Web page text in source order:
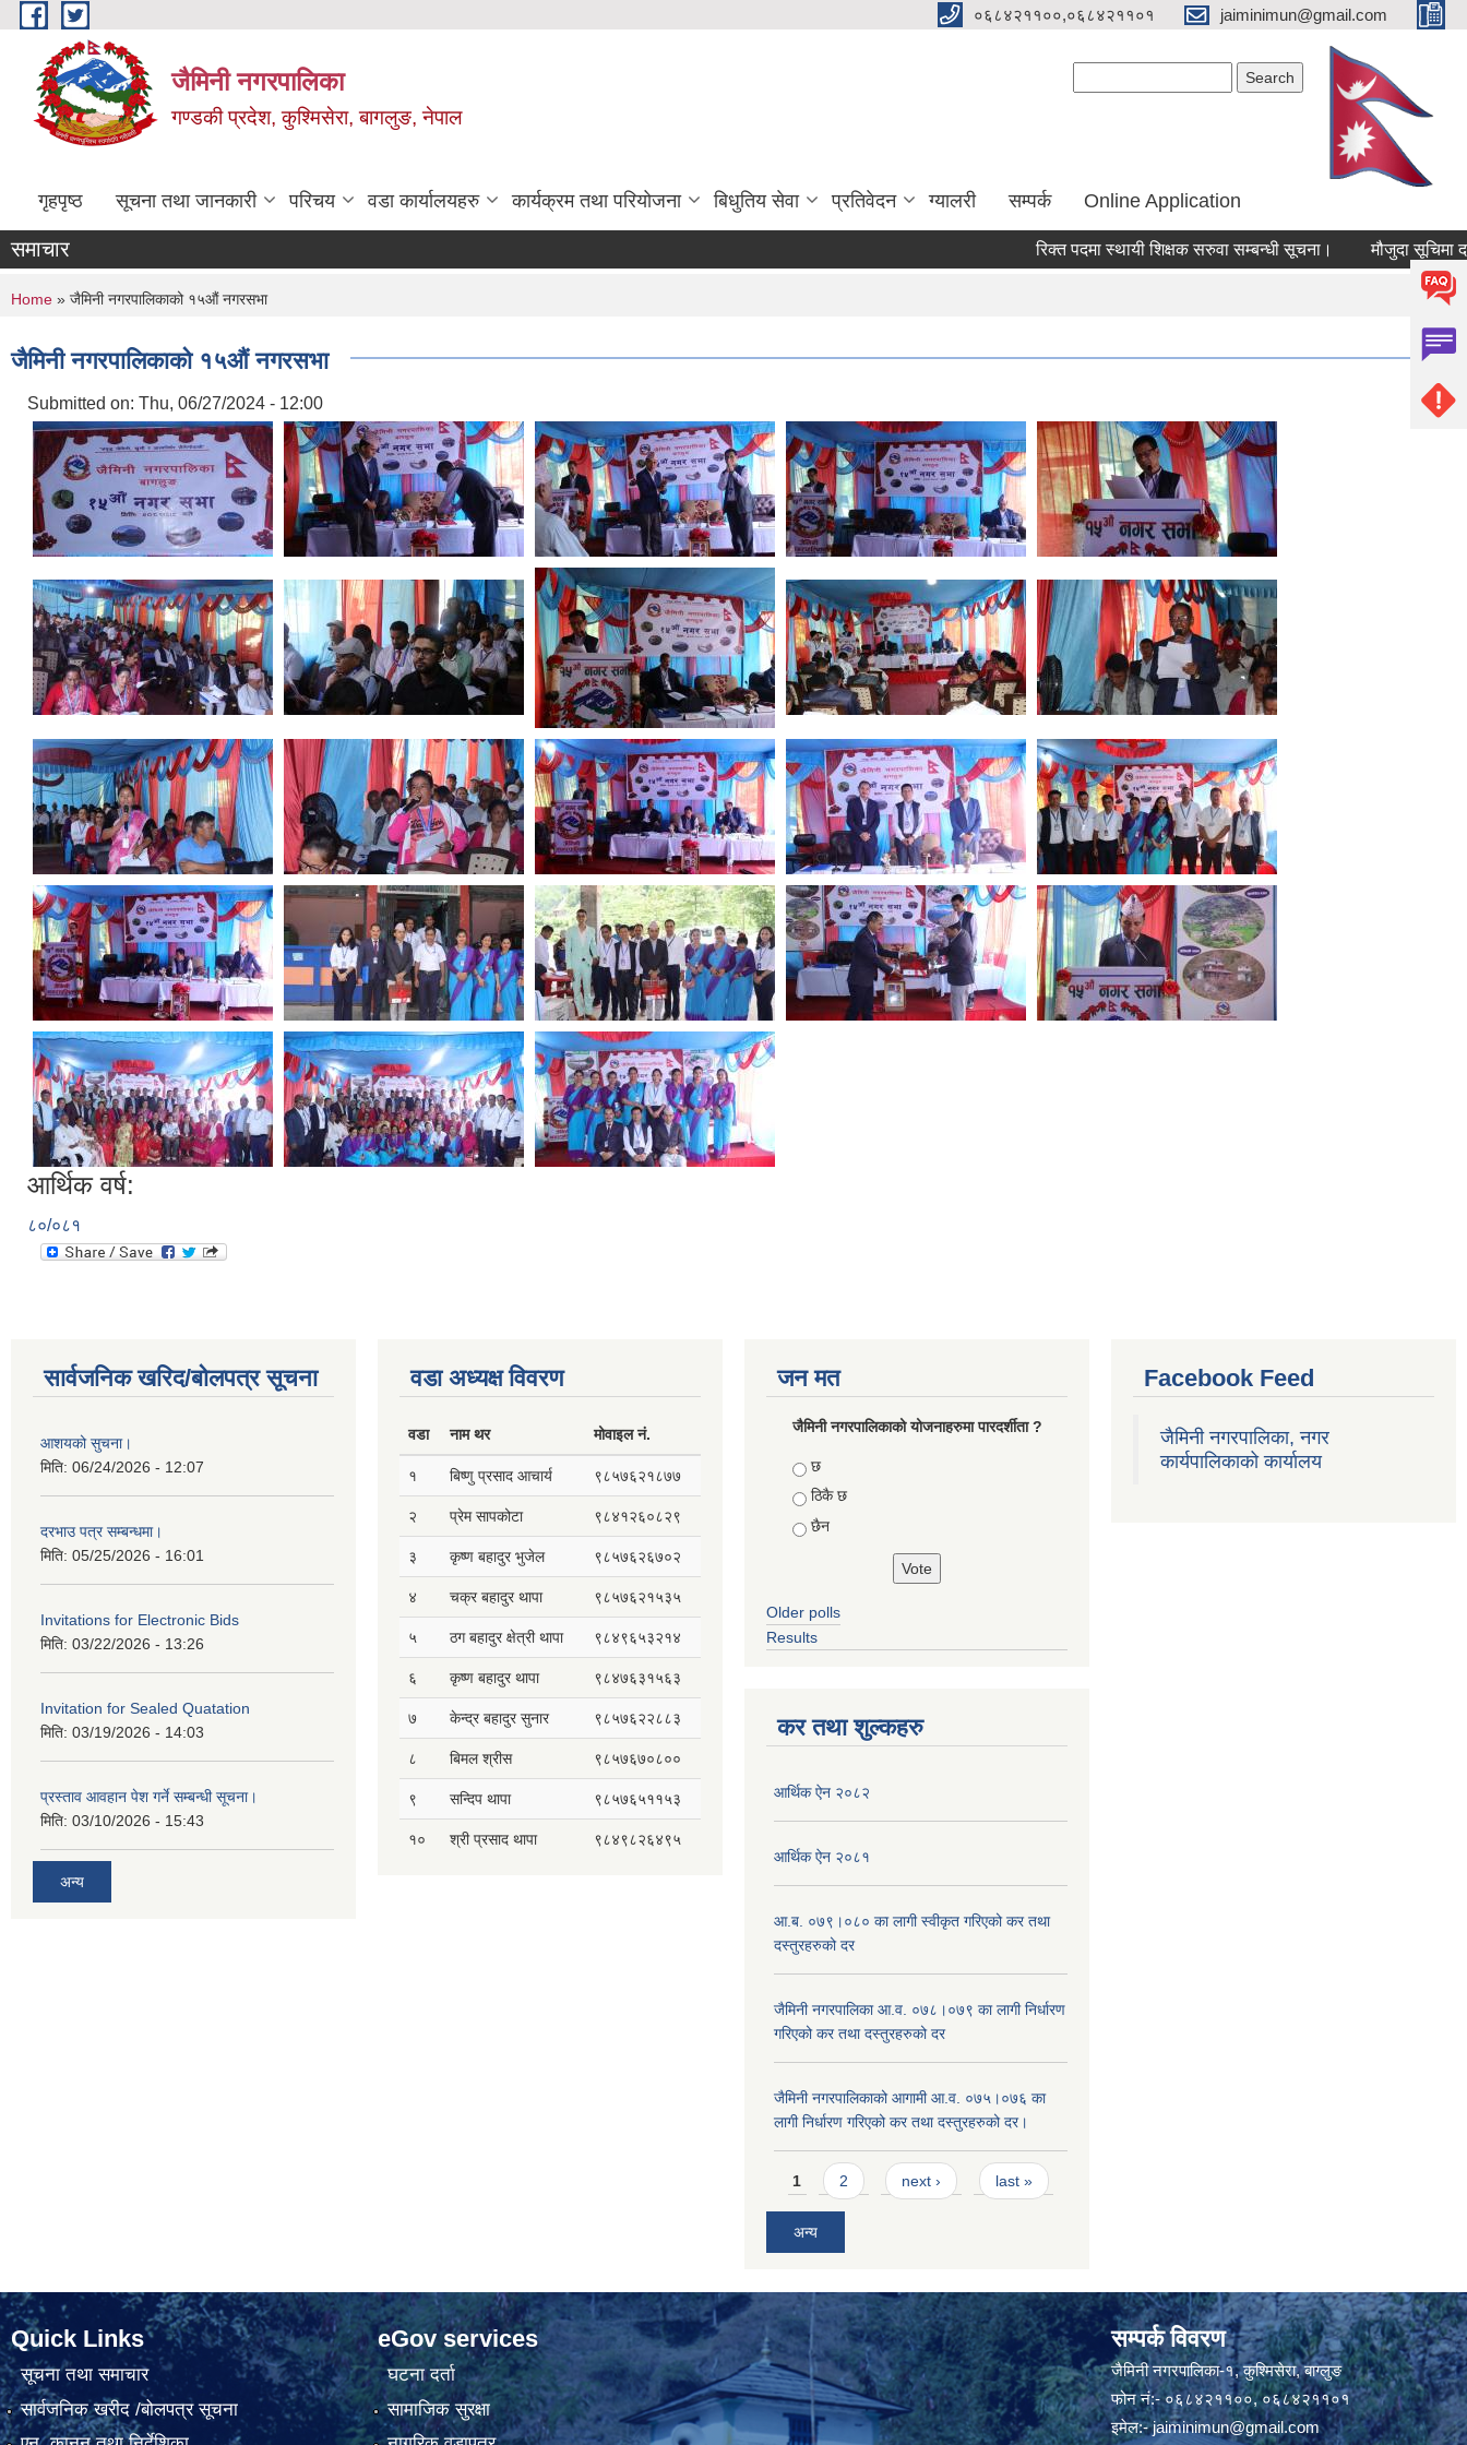
Skip to main content ०६८४२११००,०६८४२११०१ jaiminimun@gmail.com
जैमिनी नगरपालिका
गण्डकी प्रदेश, कुश्मिसेरा, बागलुङ, नेपाल
गृहपृष्ठ सूचना तथा जानकारी परिचय वडा कार्यालयहरु कार्यक्रम तथा परियोजना बिधुतिय सेवा प्रतिवेदन ग्यालरी सम्पर्क Online Application
समाचार रिक्त पदमा स्थायी शिक्षक सरुवा सम्बन्धी सूचना। मौजुदा सूचिमा दर्ता
You are here
Home » जैमिनी नगरपालिकाको १५औं नगरसभा
जैमिनी नगरपालिकाको १५औं नगरसभा
Submitted on: Thu, 06/27/2024 - 12:00
आर्थिक वर्ष:
८०/०८१
सार्वजनिक खरिद/बोलपत्र सूचना
आशयको सुचना।
मिति: 06/24/2026 - 12:07
दरभाउ पत्र सम्बन्धमा।
मिति: 05/25/2026 - 16:01
Invitations for Electronic Bids
मिति: 03/22/2026 - 13:26
Invitation for Sealed Quatation
मिति: 03/19/2026 - 14:03
प्रस्ताव आवहान पेश गर्ने सम्बन्धी सूचना।
मिति: 03/10/2026 - 15:43
अन्य
वडा अध्यक्ष विवरण
वडा नाम थर मोवाइल नं.
१ बिष्णु प्रसाद आचार्य ९८५७६२१८७७
२ प्रेम सापकोटा ९८४१२६०८२९
३ कृष्ण बहादुर भुजेल ९८५७६२६७०२
४ चक्र बहादुर थापा ९८५७६२१५३५
५ ठग बहादुर क्षेत्री थापा ९८४९६५३२१४
६ कृष्ण बहादुर थापा ९८४७६३१५६३
७ केन्द्र बहादुर सुनार ९८५७६२२८८३
८ बिमल श्रीस ९८५७६७०८००
९ सन्दिप थापा ९८५७६५११५३
१० श्री प्रसाद थापा ९८४९८२६४९५
जन मत
जैमिनी नगरपालिकाको योजनाहरुमा पारदर्शीता ?
Choices
छ
ठिकै छ
छैन
Older polls
Results
कर तथा शुल्कहरु
आर्थिक ऐन २०८२
आर्थिक ऐन २०८१
आ.ब. ०७९।०८० का लागी स्वीकृत गरिएको कर तथा
दस्तुरहरुको दर
जैमिनी नगरपालिका आ.व. ०७८।०७९ का लागी निर्धारण
गरिएको कर तथा दस्तुरहरुको दर
जैमिनी नगरपालिकाको आगामी आ.व. ०७५।०७६ का
लागी निर्धारण गरिएको कर तथा दस्तुरहरुको दर।
Pages
1 2 next › last »
अन्य
Facebook Feed
जैमिनी नगरपालिका, नगर
कार्यपालिकाको कार्यालय
Quick Links
सूचना तथा समाचार
सार्वजनिक खरीद /बोलपत्र सूचना
eGov services
घटना दर्ता
सामाजिक सुरक्षा
सम्पर्क विवरण
जैमिनी नगरपालिका-१, कुश्मिसेरा, बाग्लुङ
फोन नं:- ०६८४२११००, ०६८४२११०१
इमेल:-jaiminimun@gmail.com